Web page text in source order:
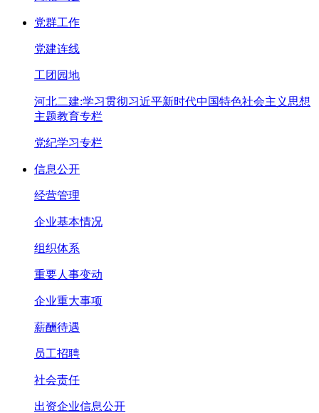
党群工作
党建连线
工团园地
河北二建:学习贯彻习近平新时代中国特色社会主义思想
主题教育专栏
党纪学习专栏
信息公开
经营管理
企业基本情况
组织体系
重要人事变动
企业重大事项
薪酬待遇
员工招聘
社会责任
出资企业信息公开